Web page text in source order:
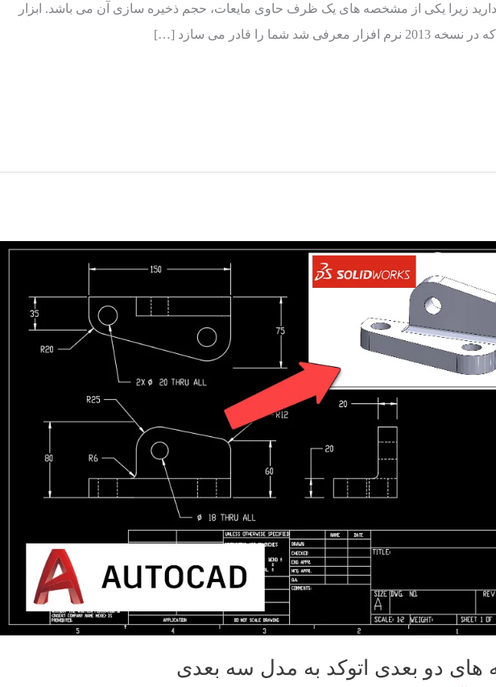
زیرا یکی از مشخصه های یک ظرف حاوی مایعات، حجم ذخیره سازی آن می باشد. ابزار
های دو بعدی اتوکد به مدل سه بعدی